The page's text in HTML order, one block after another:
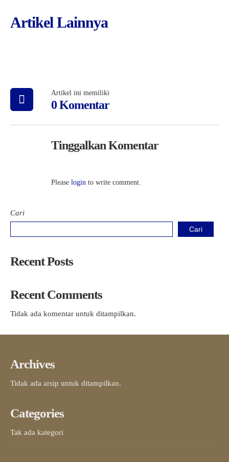
Artikel Lainnya
Artikel ini memiliki
0 Komentar
Tinggalkan Komentar
Please login to write comment.
Cari
Cari
Recent Posts
Recent Comments
Tidak ada komentar untuk ditampilkan.
Archives
Tidak ada arsip untuk ditampilkan.
Categories
Tak ada kategori